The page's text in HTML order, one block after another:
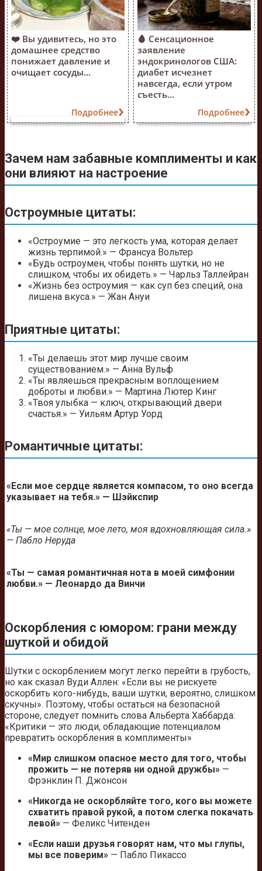
❤️ Вы удивитесь, но это
домашнее средство
понижает давление и
очищает сосуды...
Подробнее
🩸 Сенсационное
заявление
эндокринологов США:
диабет исчезнет
навсегда, если утром
съесть...
Подробнее
Зачем нам забавные комплименты и как
они влияют на настроение
Остроумные цитаты:
«Остроумие — это легкость ума, которая делает
жизнь терпимой.» — Франсуа Вольтер
«Будь остроумен, чтобы понять шутки, но не
слишком, чтобы их обидеть.» — Чарльз Таллейран
«Жизнь без остроумия — как суп без специй, она
лишена вкуса.» — Жан Ануи
Приятные цитаты:
«Ты делаешь этот мир лучше своим
существованием.» — Анна Вульф
«Ты являешься прекрасным воплощением
доброты и любви.» — Мартина Лютер Кинг
«Твоя улыбка — ключ, открывающий двери
счастья.» — Уильям Артур Уорд
Романтичные цитаты:
«Если мое сердце является компасом, то оно всегда
указывает на тебя.» — Шэйкспир
«Ты — мое солнце, мое лето, моя вдохновляющая сила.»
— Пабло Неруда
«Ты — самая романтичная нота в моей симфонии
любви.» — Леонардо да Винчи
Оскорбления с юмором: грани между
шуткой и обидой
Шутки с оскорблением могут легко перейти в грубость,
но как сказал Вуди Аллен: «Если вы не рискуете
оскорбить кого-нибудь, ваши шутки, вероятно, слишком
скучны». Поэтому, чтобы остаться на безопасной
стороне, следует помнить слова Альберта Хаббарда:
«Критики — это люди, обладающие потенциалом
превратить оскорбления в комплименты»
«Мир слишком опасное место для того, чтобы
прожить — не потеряв ни одной дружбы» —
Фрэнклин П. Джонсон
«Никогда не оскорбляйте того, кого вы можете
схватить правой рукой, а потом слегка покачать
левой» — Феликс Читенден
«Если наши друзья говорят нам, что мы глупы,
мы все поверим» — Пабло Пикассо